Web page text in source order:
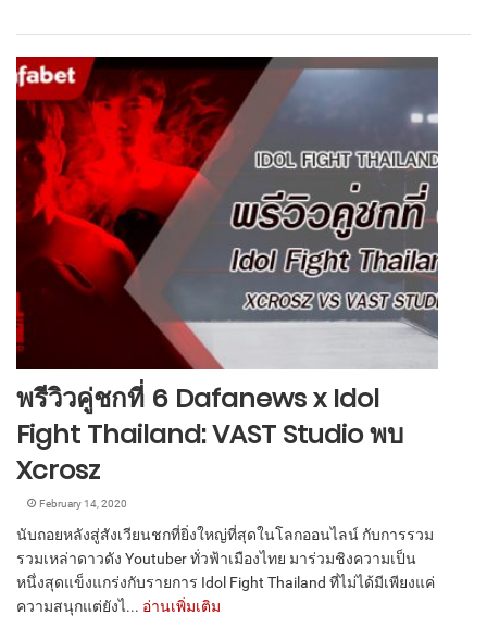
พรีวิวคู่ชกที่ 6 Dafanews x Idol
Fight Thailand: VAST Studio พบ
Xcrosz
February 14, 2020
นับถอยหลังสู่สังเวียนชกที่ยิ่งใหญ่ที่สุดในโลกออนไลน์ กับการรวม
รวมเหล่าดาวดัง Youtuber ทั่วฟ้าเมืองไทย มาร่วมชิงความเป็น
หนึ่งสุดแข็งแกร่งกับรายการ Idol Fight Thailand ที่ไม่ได้มีเพียงแค่
ความสนุกแต่ยังไ... อ่านเพิ่มเติม